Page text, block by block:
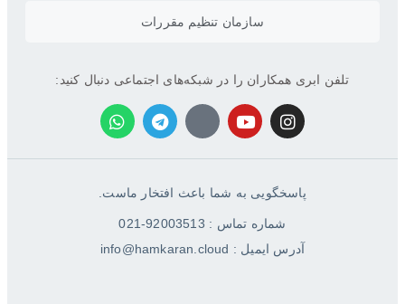
سازمان تنظیم مقررات
تلفن ابری همکاران را در شبکه‌های اجتماعی دنبال کنید:
پاسخگویی به شما باعث افتخار ماست.
شماره تماس : 92003513-021
آدرس ایمیل : info@hamkaran.cloud